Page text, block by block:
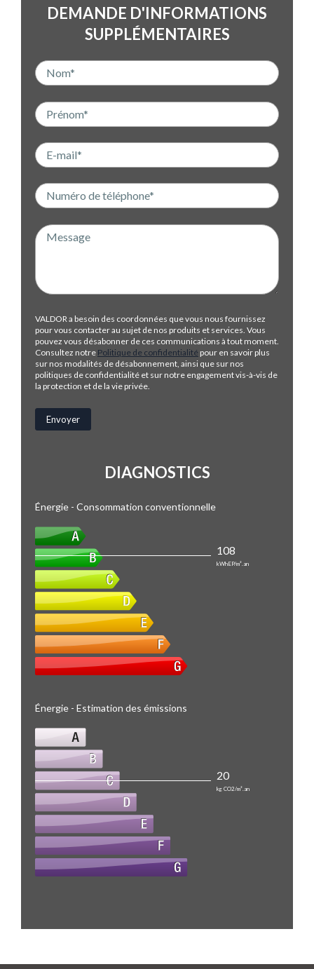
DEMANDE D'INFORMATIONS
SUPPLÉMENTAIRES
VALDOR a besoin des coordonnées que vous nous fournissez
pour vous contacter au sujet de nos produits et services. Vous
pouvez vous désabonner de ces communications à tout moment.
Consultez notre Politique de confidentialité pour en savoir plus
sur nos modalités de désabonnement, ainsi que sur nos
politiques de confidentialité et sur notre engagement vis-à-vis de
la protection et de la vie privée.
DIAGNOSTICS
Énergie - Consommation conventionnelle
108
kWhEP/m².an
Énergie - Estimation des émissions
20
kg CO2/m².an